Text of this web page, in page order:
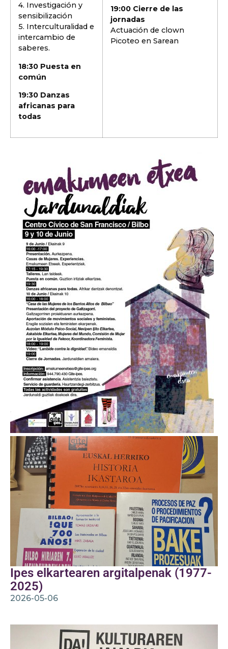
4. Investigación y
sensibilización
5. Interculturalidad e
intercambio de
saberes.
18:30 Puesta en
común
19:30 Danzas
africanas para
todas
19:00 Cierre de las
jornadas
Actuación de clown
Picoteo en Sarean
Ipes elkartearen argitalpenak (1977-
2025)
2026-05-06